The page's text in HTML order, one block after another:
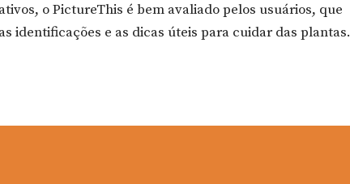
o PictureThis é bem avaliado pelos usuários, que
identificações e as dicas úteis para cuidar das plantas.